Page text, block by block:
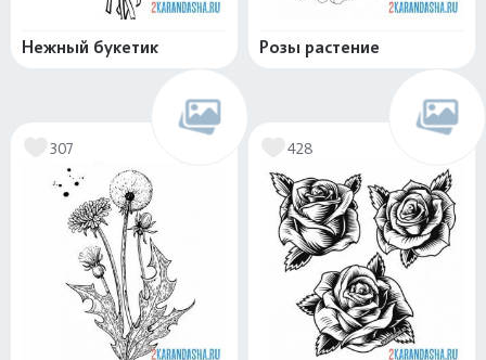
Нежный букетик Розы растение
307 428